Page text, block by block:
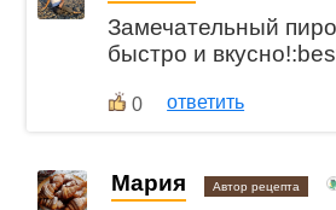
Замечательный
быстро и
0 ответить
Мария Автор рецепта